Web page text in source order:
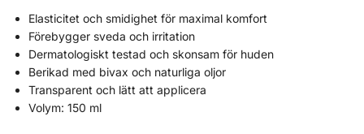
Elasticitet och smidighet för maximal komfort
Förebygger sveda och irritation
Dermatologiskt testad och skonsam för huden
Berikad med bivax och naturliga oljor
Transparent och lätt att applicera
Volym: 150 ml